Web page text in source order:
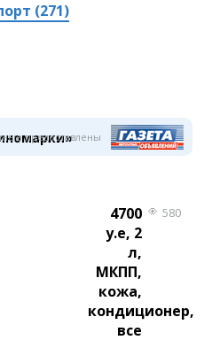
(271)
предоставлены
4700
у.е, 2
л,
МКПП,
кожа,
кондиционер,
все
580